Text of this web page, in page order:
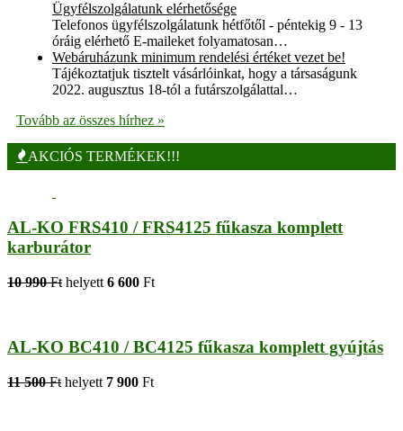
Ügyfélszolgálatunk elérhetősége
Telefonos ügyfélszolgálatunk hétfőtől - péntekig 9 - 13
óráig elérhető E-maileket folyamatosan…
Webáruházunk minimum rendelési értéket vezet be!
Tájékoztatjuk tisztelt vásárlóinkat, hogy a társaságunk
2022. augusztus 18-tól a futárszolgálattal…
Tovább az összes hírhez »
AKCIÓS TERMÉKEK!!!
AL-KO FRS410 / FRS4125 fűkasza komplett
karburátor
10 990 Ft helyett 6 600 Ft
AL-KO BC410 / BC4125 fűkasza komplett gyújtás
11 500 Ft helyett 7 900 Ft